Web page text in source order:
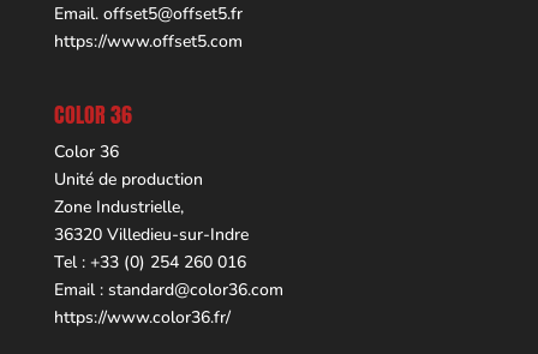
Email. offset5@offset5.fr
https://www.offset5.com
COLOR 36
Color 36
Unité de production
Zone Industrielle,
36320 Villedieu-sur-Indre
Tel : +33 (0) 254 260 016
Email : standard@color36.com
https://www.color36.fr/